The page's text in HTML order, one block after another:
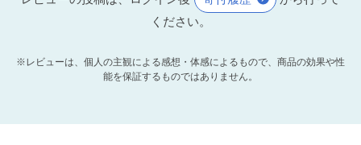
ください。
※レビューは、個人の主観による感想・体感によるもので、商品の効果や性
能を保証するものではありません。